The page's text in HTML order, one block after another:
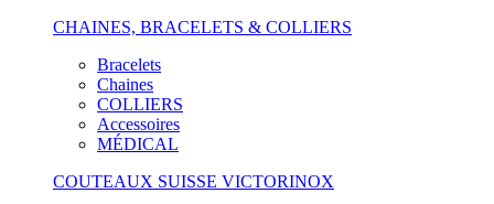
CHAINES, BRACELETS & COLLIERS
Bracelets
Chaines
COLLIERS
Accessoires
MÉDICAL
COUTEAUX SUISSE VICTORINOX